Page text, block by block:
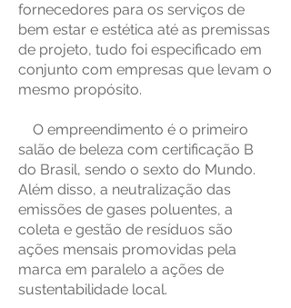
fornecedores para os serviços de
bem estar e estética até as premissas
de projeto, tudo foi especificado em
conjunto com empresas que levam o
mesmo propósito.
O empreendimento é o primeiro
salão de beleza com certificação B
do Brasil, sendo o sexto do Mundo.
Além disso, a neutralização das
emissões de gases poluentes, a
coleta e gestão de resíduos são
ações mensais promovidas pela
marca em paralelo a ações de
sustentabilidade local.